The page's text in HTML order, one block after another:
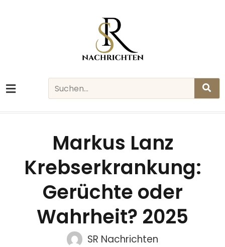
Markus Lanz
Krebserkrankung:
Gerüchte oder
Wahrheit? 2025
SR Nachrichten